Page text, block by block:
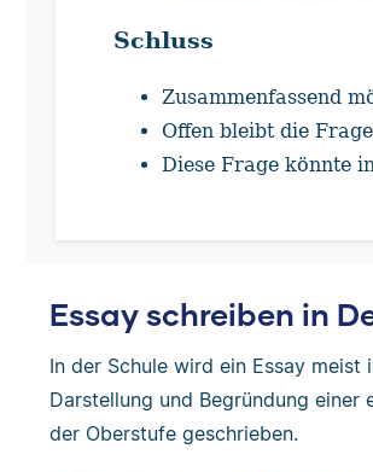
Schluss
Zusammenfassend
Offen bleibt die
Diese Frage könnte
Essay schreiben in
In der Schule wird ein Essay
Darstellung und Begründung
der Oberstufe geschrieben.